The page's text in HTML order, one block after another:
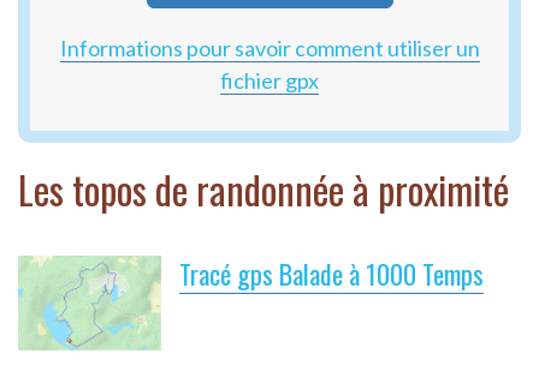
Informations pour savoir comment utiliser un
fichier gpx
Les topos de randonnée à proximité
Tracé gps Balade à 1000 Temps